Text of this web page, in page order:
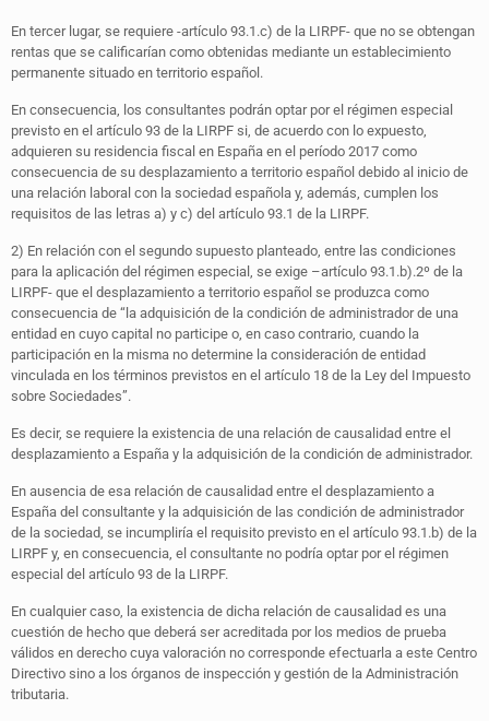
En tercer lugar, se requiere -artículo 93.1.c) de la LIRPF- que no se obtengan
rentas que se calificarían como obtenidas mediante un establecimiento
permanente situado en territorio español.
En consecuencia, los consultantes podrán optar por el régimen especial
previsto en el artículo 93 de la LIRPF si, de acuerdo con lo expuesto,
adquieren su residencia fiscal en España en el período 2017 como
consecuencia de su desplazamiento a territorio español debido al inicio de
una relación laboral con la sociedad española y, además, cumplen los
requisitos de las letras a) y c) del artículo 93.1 de la LIRPF.
2) En relación con el segundo supuesto planteado, entre las condiciones
para la aplicación del régimen especial, se exige –artículo 93.1.b).2º de la
LIRPF- que el desplazamiento a territorio español se produzca como
consecuencia de “la adquisición de la condición de administrador de una
entidad en cuyo capital no participe o, en caso contrario, cuando la
participación en la misma no determine la consideración de entidad
vinculada en los términos previstos en el artículo 18 de la Ley del Impuesto
sobre Sociedades”.
Es decir, se requiere la existencia de una relación de causalidad entre el
desplazamiento a España y la adquisición de la condición de administrador.
En ausencia de esa relación de causalidad entre el desplazamiento a
España del consultante y la adquisición de las condición de administrador
de la sociedad, se incumpliría el requisito previsto en el artículo 93.1.b) de la
LIRPF y, en consecuencia, el consultante no podría optar por el régimen
especial del artículo 93 de la LIRPF.
En cualquier caso, la existencia de dicha relación de causalidad es una
cuestión de hecho que deberá ser acreditada por los medios de prueba
válidos en derecho cuya valoración no corresponde efectuarla a este Centro
Directivo sino a los órganos de inspección y gestión de la Administración
tributaria.